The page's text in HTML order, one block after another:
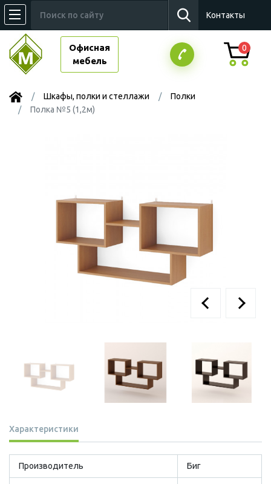
Контакты
Офисная
мебель
0
Шкафы, полки и стеллажи
Полки
Полка №5 (1,2м)
Характеристики
Производитель Биг